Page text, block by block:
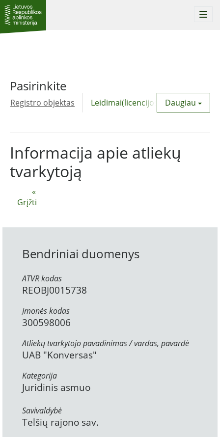
Pasirinkite
Registro objektas Leidimai(licencijos) Daugiau
«
Grįžti
Informacija apie atliekų
tvarkytoją
Bendriniai duomenys
ATVR kodas
REOBJ0015738
Įmonės kodas
300598006
Atliekų tvarkytojo pavadinimas / vardas, pavardė
UAB "Konversas"
Kategorija
Juridinis asmuo
Savivaldybė
Telšių rajono sav.